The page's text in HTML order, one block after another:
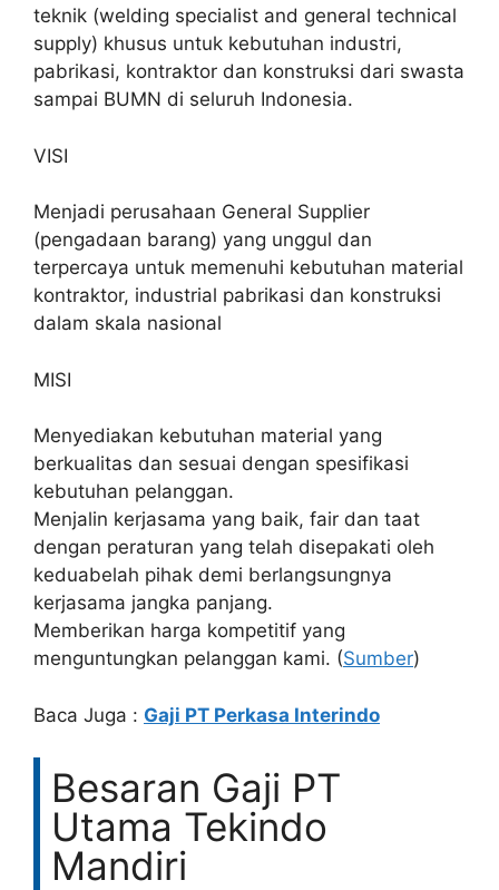
teknik (welding specialist and general technical
supply) khusus untuk kebutuhan industri,
pabrikasi, kontraktor dan konstruksi dari swasta
sampai BUMN di seluruh Indonesia.
VISI
Menjadi perusahaan General Supplier
(pengadaan barang) yang unggul dan
terpercaya untuk memenuhi kebutuhan material
kontraktor, industrial pabrikasi dan konstruksi
dalam skala nasional
MISI
Menyediakan kebutuhan material yang
berkualitas dan sesuai dengan spesifikasi
kebutuhan pelanggan.
Menjalin kerjasama yang baik, fair dan taat
dengan peraturan yang telah disepakati oleh
keduabelah pihak demi berlangsungnya
kerjasama jangka panjang.
Memberikan harga kompetitif yang
menguntungkan pelanggan kami. (Sumber)
Baca Juga : Gaji PT Perkasa Interindo
Besaran Gaji PT
Utama Tekindo
Mandiri